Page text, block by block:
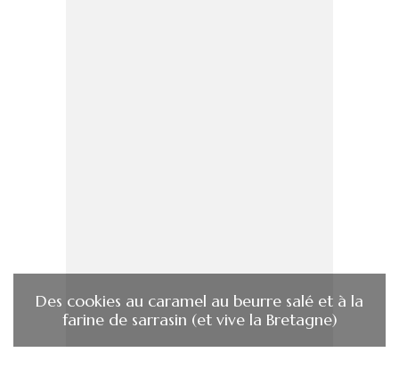
Des cookies au caramel au beurre salé et à la
farine de sarrasin (et vive la Bretagne)